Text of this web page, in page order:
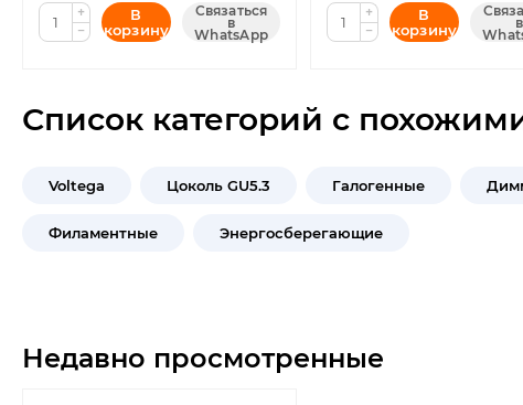
+
−
В
корзину
Связаться
в
WhatsApp
+
−
В
корзину
в
Список категорий с
Voltega Цоколь GU5.3 Галогенные
Филаментные Энергосберегающие
Недавно просмотренные